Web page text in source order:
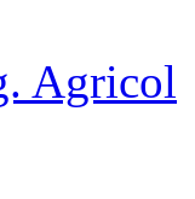
Agricol